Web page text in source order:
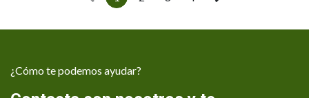
¿Cómo te podemos ayudar?